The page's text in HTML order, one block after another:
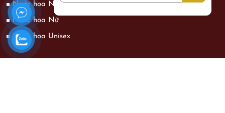
Nước hoa Nam
Nước hoa Nữ
Nước hoa Unisex